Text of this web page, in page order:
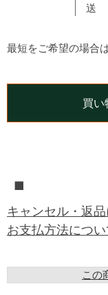
送
■
キャンセル・返
お支払方法につい
この
最短をご希望の場合